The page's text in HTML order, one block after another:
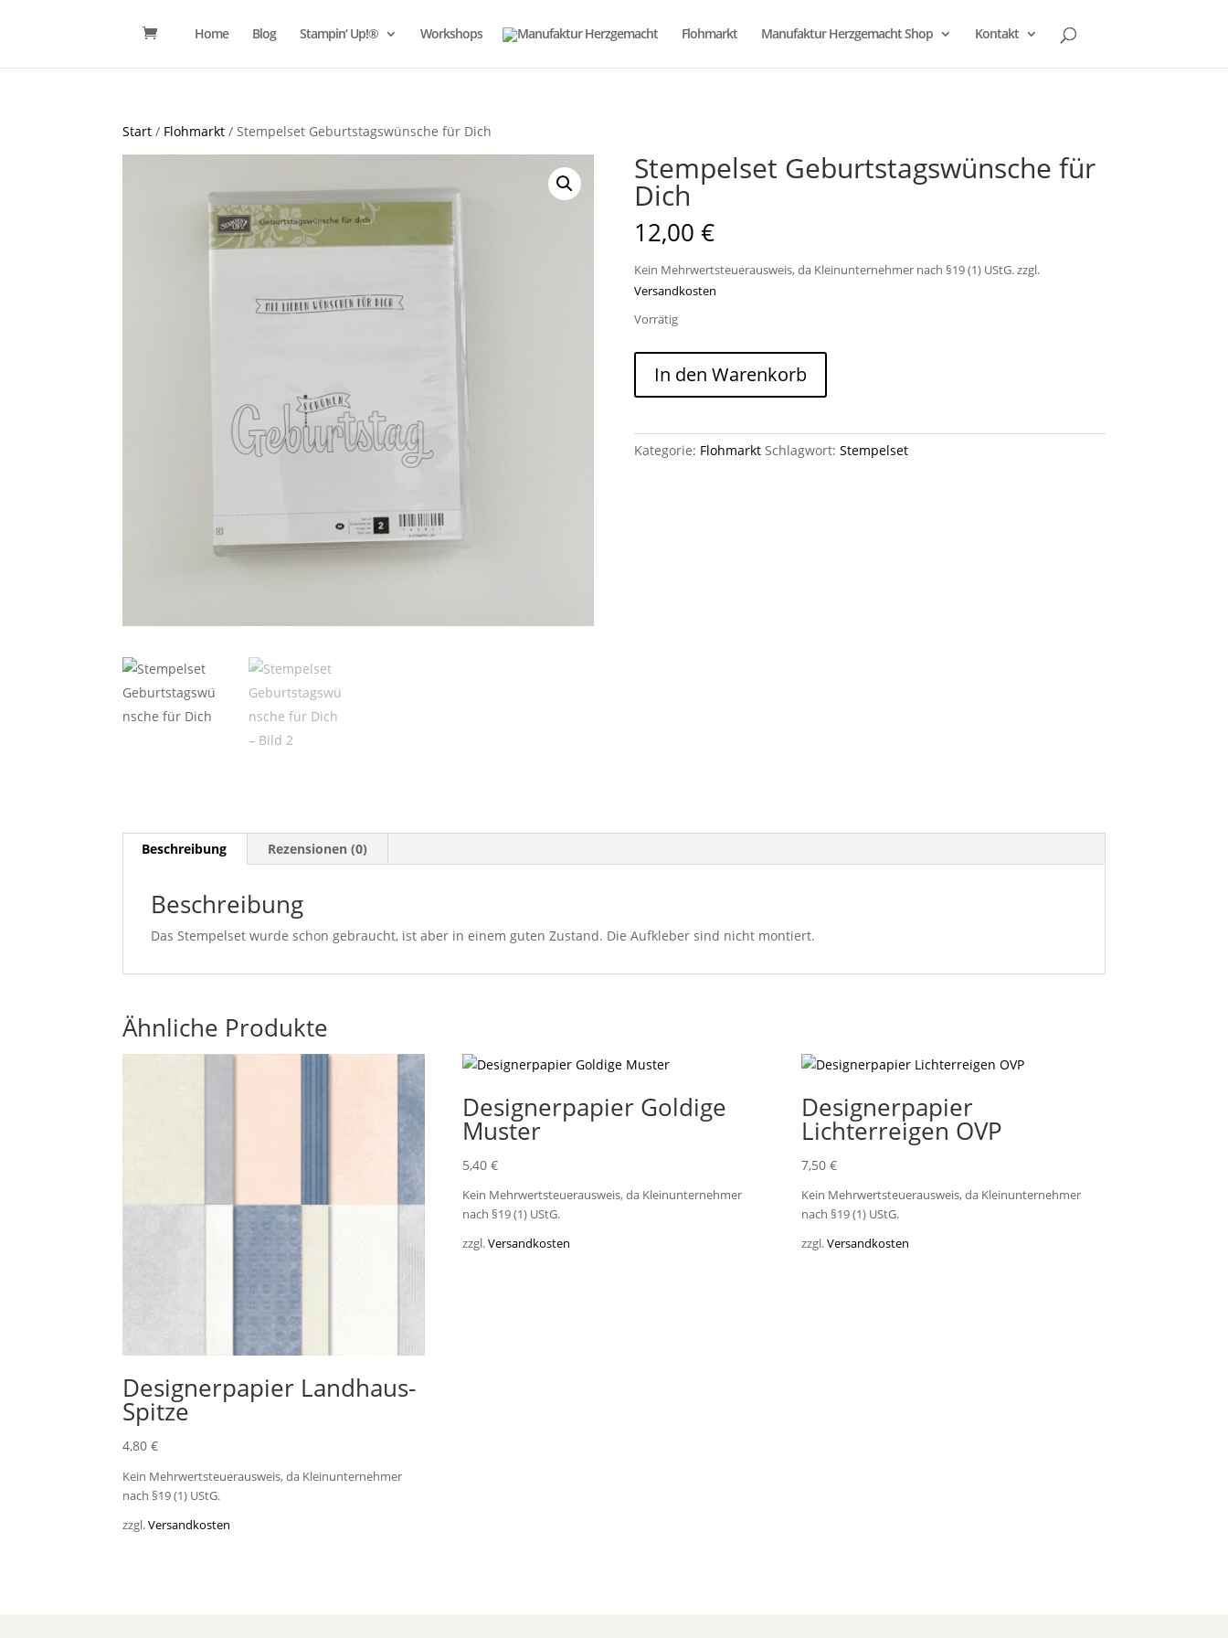
Home Blog Stampin‘ Up!® Workshops Flohmarkt Manufaktur Herzgemacht Shop Kontakt
Start / Flohmarkt / Stempelset Geburtstagswünsche für Dich
Stempelset Geburtstagswünsche für
Dich
12,00 €
Kein Mehrwertsteuerausweis, da Kleinunternehmer nach §19 (1) UStG. zzgl.
Versandkosten
Vorrätig
Geburtstagswünsche
für
Menge
In den Warenkorb
Kategorie: Flohmarkt Schlagwort: Stempelset
Beschreibung Rezensionen (0)
Beschreibung
Das Stempelset wurde schon gebraucht, ist aber in einem guten Zustand. Die Aufkleber sind nicht montiert.
Ähnliche Produkte
Designerpapier Landhaus-
Spitze
4,80€
Kein Mehrwertsteuerausweis, da Kleinunternehmer
nach §19 (1) UStG.
zzgl.Versandkosten
Designerpapier Goldige
Muster
5,40 €
Kein Mehrwertsteuerausweis, da Kleinunternehmer
nach §19 (1) UStG.
zzgl.Versandkosten
Designerpapier
Lichterreigen OVP
7,50€
Kein Mehrwertsteuerausweis, da Kleinunternehmer
nach §19 (1) UStG.
zzgl.Versandkosten